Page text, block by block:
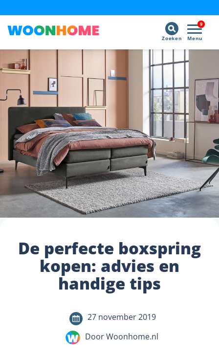
9
Menu
Zoeken
De perfecte boxspring
kopen: advies en
handige tips
27 november 2019
Door Woonhome.nl